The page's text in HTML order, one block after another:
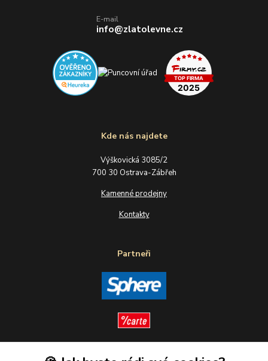
Kde nás najdete
Výškovická 3085/2
700 30 Ostrava-Zábřeh
Kamenné prodejny
Kontakty
Partneři
E-mail
info@zlatolevne.cz